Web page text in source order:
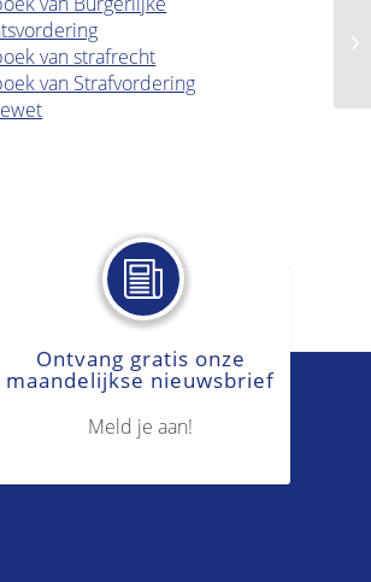
van strafrecht
van Strafvordering
Ontvang gratis onze
maandelijkse nieuwsbrief
Meld je aan!